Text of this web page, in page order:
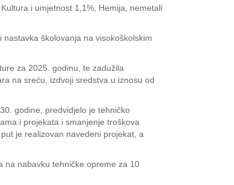
i umjetnost 1,1%, Hemija, nemetali
školovanja na visokoškolskim
za 2025. godinu, te zadužila
na sreću, izdvoji sredstva u iznosu od
godine, predvidjelo je tehničko
i projekata i smanjenje troškova
je realizovan navedeni projekat, a
na nabavku tehničke opreme za 10